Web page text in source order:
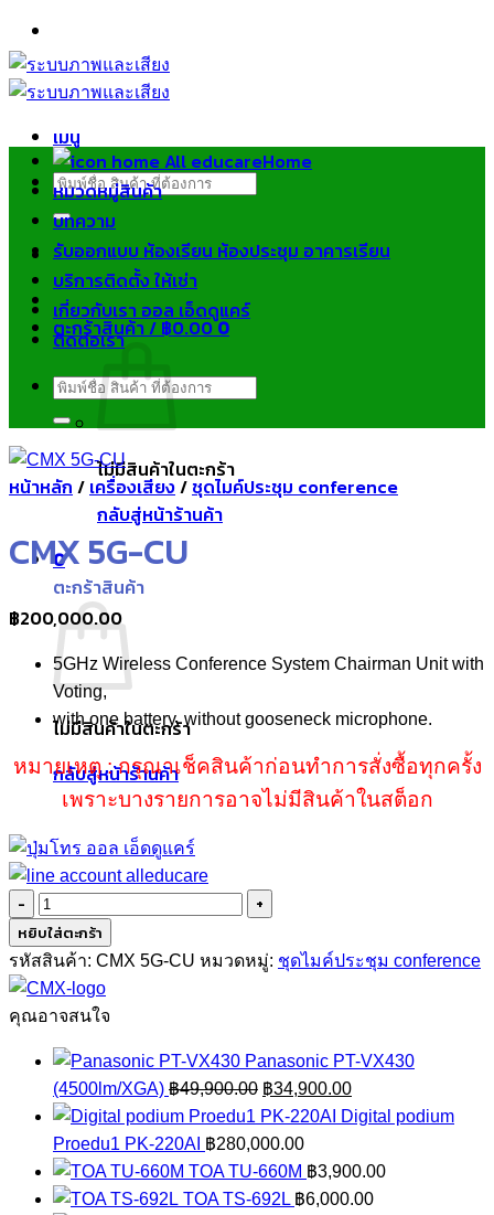
ข้าม
ไป
ยัง
เมนู
ค้นหา:
ตะกร้าสินค้า /฿0.000
ไม่มีสินค้าในตะกร้า
กลับสู่หน้าร้านค้า
0
ตะกร้าสินค้า
ไม่มีสินค้าในตะกร้า
กลับสู่หน้าร้านค้า
Home
หมวดหมู่สินค้า
บทความ
รับออกแบบ ห้องเรียน ห้องประชุม อาคารเรียน
บริการติดตั้ง ให้เช่า
เกี่ยวกับเรา ออล เอ็ดดูแคร์
ติดต่อเรา
ค้นหา:
หน้าหลัก / เครื่องเสียง/ชุดไมค์ประชุม conference
CMX 5G-CU
฿200,000.00
5GHz Wireless Conference System Chairman Unit with
Voting,
with one battery, without gooseneck microphone.
หมายเหตุ : กรุณาเช็คสินค้าก่อนทำการสั่งซื้อทุกครั้ง
เพราะบางรายการอาจไม่มีสินค้าในสต็อก
จำนวน
CMX
5G-
CU
ชิ้น
หยิบใส่ตะกร้า
รหัสสินค้า: CMX 5G-CU หมวดหมู่: ชุดไมค์ประชุม conference
คุณอาจสนใจ
Panasonic PT-VX430
(4500lm/XGA) ฿49,900.00 Original
price
was:
฿49,900.00.
฿34,900.00Current
price
฿34,900.00.
Digital podium
Proedu1 PK-220AI ฿280,000.00
TOA TU-660M ฿3,900.00
TOA TS-692L ฿6,000.00